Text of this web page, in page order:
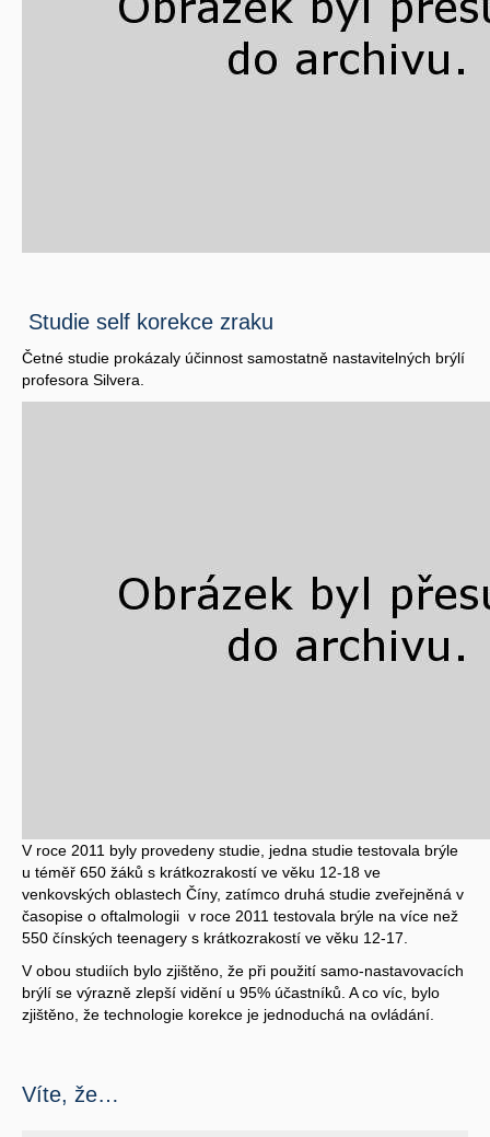
Studie self korekce zraku
Četné studie prokázaly účinnost samostatně nastavitelných brýlí
profesora Silvera.
V roce 2011 byly provedeny studie, jedna studie testovala brýle
u téměř 650 žáků s krátkozrakostí ve věku 12-18 ve
venkovských oblastech Číny, zatímco druhá studie zveřejněná v
časopise o oftalmologii v roce 2011 testovala brýle na více než
550 čínských teenagery s krátkozrakostí ve věku 12-17.
V obou studiích bylo zjištěno, že při použití samo-nastavovacích
brýlí se výrazně zlepší vidění u 95% účastníků. A co víc, bylo
zjištěno, že technologie korekce je jednoduchá na ovládání.
Víte, že…